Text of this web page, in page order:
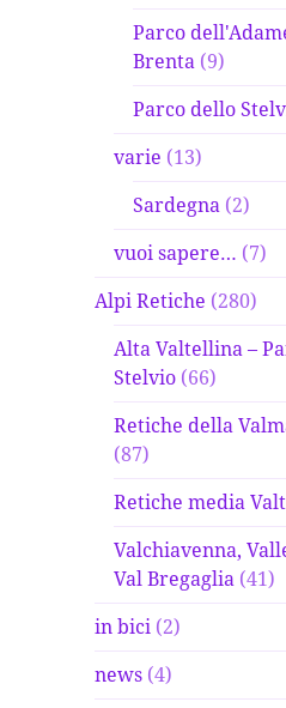
Parco
Brenta (9)
Parco dello
varie (13)
Sardegna (2)
vuoi sapere… (7)
Alpi Retiche (280)
Alta Valtellina –
Stelvio (66)
Retiche della
(87)
Retiche media
Valchiavenna,
Val Bregaglia (41)
in bici (2)
news (4)